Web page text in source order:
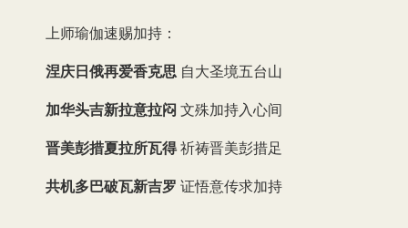
上师瑜伽速赐加持：
涅庆日俄再爱香克思 自大圣境五台山
加华头吉新拉意拉闷 文殊加持入心间
晋美彭措夏拉所瓦得祈祷晋美彭措足
共机多巴破瓦新吉罗 证悟意传求加持